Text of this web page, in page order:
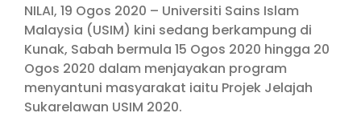
NILAI, 19 Ogos 2020 – Universiti Sains Islam
Malaysia (USIM) kini sedang berkampung di
Kunak, Sabah bermula 15 Ogos 2020 hingga 20
Ogos 2020 dalam menjayakan program
menyantuni masyarakat iaitu Projek Jelajah
Sukarelawan USIM 2020.